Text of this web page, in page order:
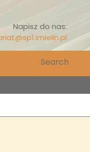
Napisz do nas:
for: